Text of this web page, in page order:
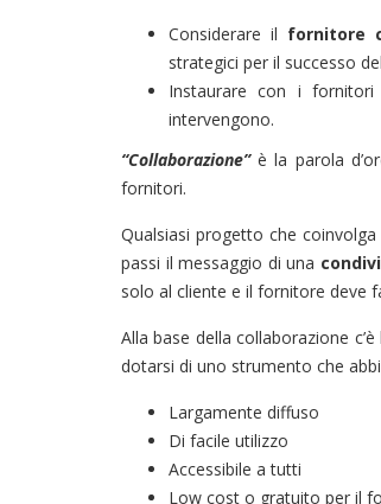
Considerare il fornitore
strategici per il successo
Instaurare con i fornitori
intervengono.
“Collaborazione”è la parola
fornitori.
Qualsiasi progetto che
passi il messaggio di una
solo al cliente e il fornitore deve
Alla base della collaborazione
dotarsi di uno strumento che
Largamente diffuso
Di facile utilizzo
Accessibile a tutti
Low cost o gratuito per il